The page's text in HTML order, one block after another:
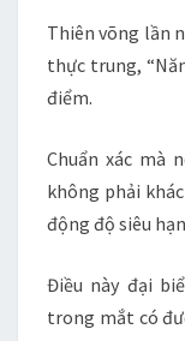
Thiên võng lần
thực trung,
điểm.
Chuẩn xác mà
không phải
động độ siêu
Điều này đại
trong mắt có